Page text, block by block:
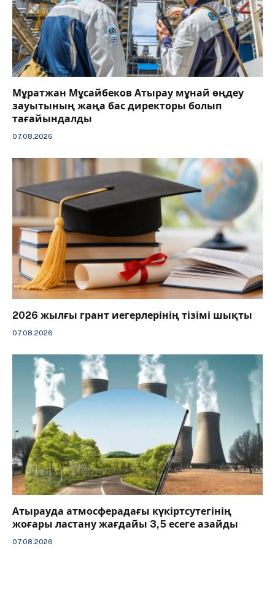
Мұратжан Мұсайбеков Атырау мұнай өңдеу
зауытының жаңа бас директоры болып
тағайындалды
07.08.2026
2026 жылғы грант иегерлерінің тізімі шықты
07.08.2026
Атырауда атмосферадағы күкіртсутегінің
жоғары ластану жағдайы 3,5 есеге азайды
07.08.2026